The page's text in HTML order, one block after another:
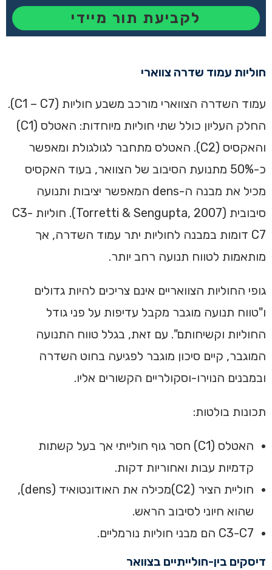
לקביעת תור מיידי
‏חוליות עמוד שדרה צווארי
עמוד השדרה הצווארי מורכב משבע חוליות (C1 – C7).
החלק העליון כולל שתי חוליות מיוחדות: האטלס (C1)
והאקסיס (C2). האטלס מתחבר לגולגולת ומאפשר
כ-50% מתנועת הסיבוב של הצוואר, בעוד האקסיס
מכיל את מבנה ה-dens המאפשר יציבות ותנועה
סיבובית (Torretti & Sengupta, 2007). חוליות C3-
C7 דומות במבנה לחוליות יתר עמוד השדרה, אך
מותאמות לטווח תנועה רחב יותר.
גופי החוליות הצוואריים אינם צריכים להיות גדולים
ו"טווח תנועה מוגבר מקבל עדיפות על פני גודל
החוליות וקשיחותם". עם זאת, בגלל טווח התנועה
המוגבר, קיים סיכון מוגבר לפגיעה בחוט השדרה
ובמבנים הנוירו-וסקולריים הקשורים אליו.
‏תכונות בולטות:‏
‏האטלס (C1) חסר גוף חולייתי אך בעל קשתות
קדמיות עבות ואחוריות דקות.‏
‏חוליית הציר (C2)מכילה את האודונטואיד (dens),
שהוא חיוני לסיבוב הראש.‏
‏דיסקים בין-חולייתיים בצוואר